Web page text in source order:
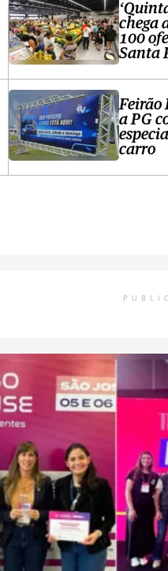
chega
100
Santa
Feirão
a PG
carro